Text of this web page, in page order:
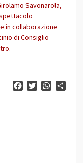
Savonarola,
in collaborazione
di Consiglio
FacebookTwitter